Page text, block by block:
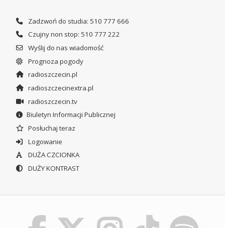
Zadzwoń do studia: 510 777 666
Czujny non stop: 510 777 222
Wyślij do nas wiadomość
Prognoza pogody
radioszczecin.pl
radioszczecinextra.pl
radioszczecin.tv
Biuletyn Informacji Publicznej
Posłuchaj teraz
Logowanie
DUŻA CZCIONKA
DUŻY KONTRAST